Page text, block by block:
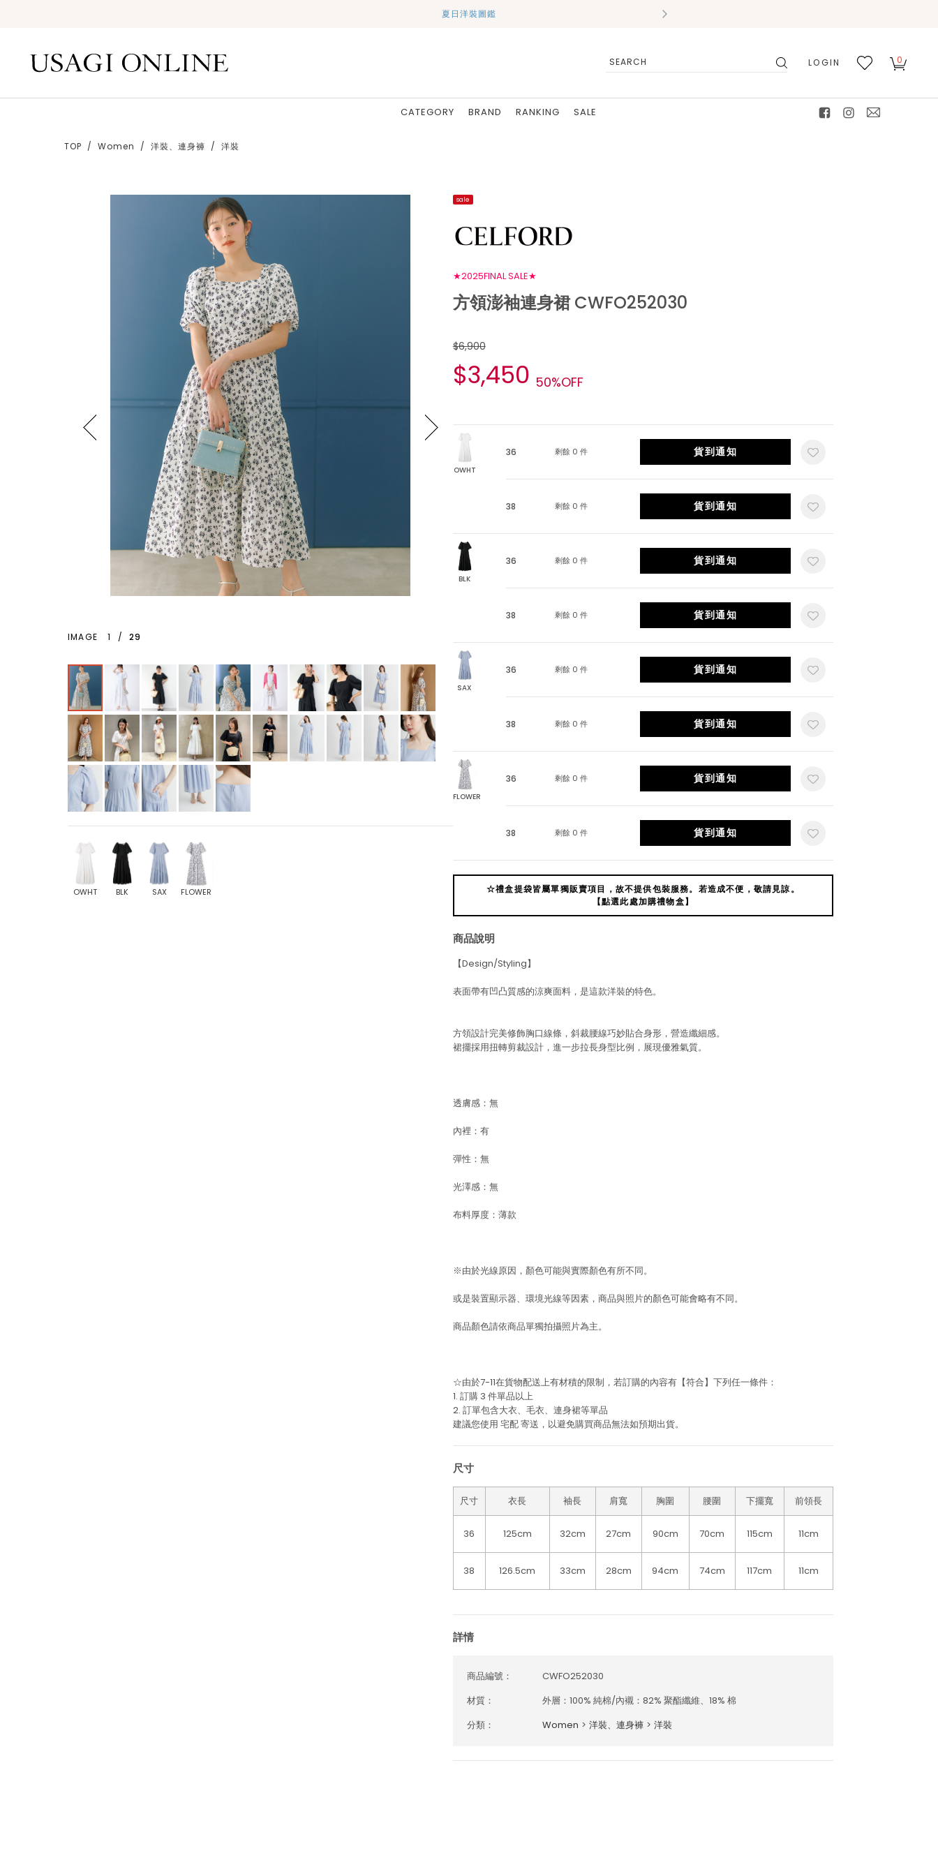
夏日洋裝圖鑑
LOGIN 0
CATEGORY BRAND RANKING
SALE
TOP Women 洋裝、連身褲 洋裝
IMAGE 1 / 29
OWHT BLK SAX FLOWER
sale
★2025FINAL SALE★
方領澎袖連身裙 CWFO252030
$6,900
$3,450 50%OFF
OWHT
36 剩餘 0 件 貨到通知
38 剩餘 0 件 貨到通知
BLK
36 剩餘 0 件 貨到通知
38 剩餘 0 件 貨到通知
SAX
36 剩餘 0 件 貨到通知
38 剩餘 0 件 貨到通知
FLOWER
36 剩餘 0 件 貨到通知
38 剩餘 0 件 貨到通知
☆禮盒提袋皆屬單獨販賣項目，故不提供包裝服務。若造成不便，敬請見諒。
【點選此處加購禮物盒】
商品說明
【Design/Styling】
表面帶有凹凸質感的涼爽面料，是這款洋裝的特色。
方領設計完美修飾胸口線條，斜裁腰線巧妙貼合身形，營造纖細感。
裙擺採用扭轉剪裁設計，進一步拉長身型比例，展現優雅氣質。
透膚感：無
內裡：有
彈性：無
光澤感：無
布料厚度：薄款
※由於光線原因，顏色可能與實際顏色有所不同。
或是裝置顯示器、環境光線等因素，商品與照片的顏色可能會略有不同。
商品顏色請依商品單獨拍攝照片為主。
☆由於7-11在貨物配送上有材積的限制，若訂購的內容有【符合】下列任一條件：
1. 訂購 3 件單品以上
2. 訂單包含大衣、毛衣、連身裙等單品
建議您使用 宅配寄送，以避免購買商品無法如預期出貨。
尺寸
尺寸 衣長 袖長 肩寬 胸圍 腰圍 下擺寬 前領長
36 125cm 32cm 27cm 90cm 70cm 115cm 11cm
38 126.5cm 33cm 28cm 94cm 74cm 117cm 11cm
詳情
商品編號：
CWFO252030
材質：
外層：100% 純棉/內襯：82% 聚酯纖維、18% 棉
分類：
Women > 洋裝、連身褲 > 洋裝